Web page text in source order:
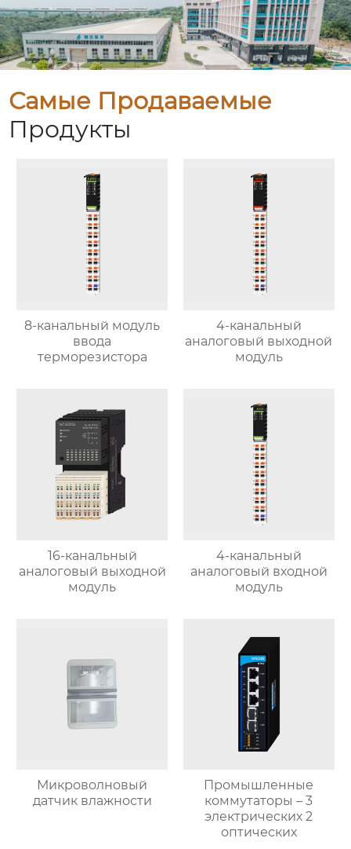
Самые Продаваемые
Продукты
8-канальный модуль
ввода
терморезистора
4-канальный
аналоговый выходной
модуль
16-канальный
аналоговый выходной
модуль
4-канальный
аналоговый входной
модуль
Микроволновый
датчик влажности
Промышленные
коммутаторы – 3
электрических 2
оптических